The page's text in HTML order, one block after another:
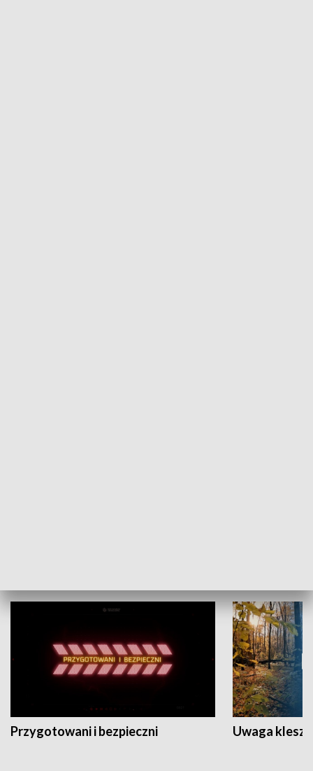
Przygotowani i bezpieczni Uwaga